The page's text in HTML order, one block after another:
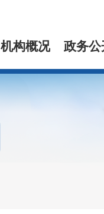
机构概况 政务公